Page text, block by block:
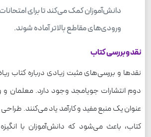
دانش‌آموزان کمک می‌کند تا برای
ورودی‌های مقاطع بالاتر آماده شوند.
نقد و بررسی کتاب
نقدها و بررسی‌های مثبت زیادی درباره کتاب
دوم انتشارات جویامجد وجود دارد. معلمان و
عنوان یک منبع مفید و کارآمد یاد می‌کنند.
کتاب، باعث می‌شود که دانش‌آموزان با